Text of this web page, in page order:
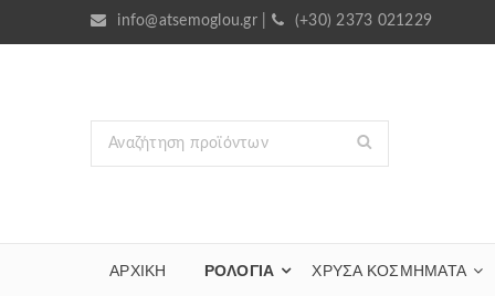
info@atsemoglou.gr| (+30) 2373 021229
ΑΡΧΙΚΗ ΡΟΛΟΓΙΑ ΧΡΥΣΆ ΚΟΣΜΉΜΑΤΑ